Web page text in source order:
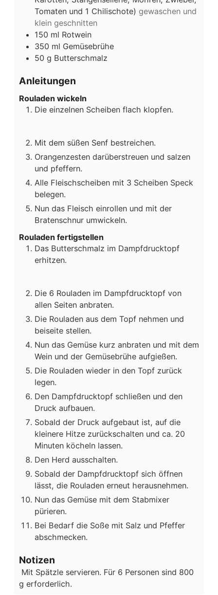
Tomaten und 1 Chilischote) gewaschen und
klein geschnitten
150 ml Rotwein
350 ml Gemüsebrühe
50 g Butterschmalz
Anleitungen
Rouladen wickeln
Die einzelnen Scheiben flach klopfen.
Mit dem süßen Senf bestreichen.
Orangenzesten darüberstreuen und salzen
und pfeffern.
Alle Fleischscheiben mit 3 Scheiben Speck
belegen.
Nun das Fleisch einrollen und mit der
Bratenschnur umwickeln.
Rouladen fertigstellen
Das Butterschmalz im Dampfdrucktopf
erhitzen.
Die 6 Rouladen im Dampfdrucktopf von
allen Seiten anbraten.
Die Rouladen aus dem Topf nehmen und
beiseite stellen.
Nun das Gemüse kurz anbraten und mit dem
Wein und der Gemüsebrühe aufgießen.
Die Rouladen wieder in den Topf zurück
legen.
Den Dampfdrucktopf schließen und den
Druck aufbauen.
Sobald der Druck aufgebaut ist, auf die
kleinere Hitze zurückschalten und ca. 20
Minuten köcheln lassen.
Den Herd ausschalten.
Sobald der Dampfdrucktopf sich öffnen
lässt, die Rouladen erneut herausnehmen.
Nun das Gemüse mit dem Stabmixer
pürieren.
Bei Bedarf die Soße mit Salz und Pfeffer
abschmecken.
Notizen
Mit Spätzle servieren. Für 6 Personen sind 800
g erforderlich.